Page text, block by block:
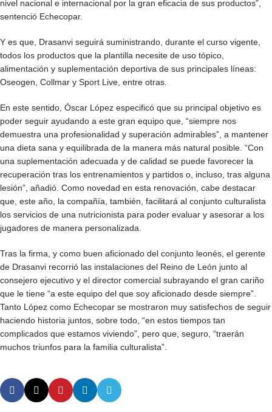
nivel nacional e internacional por la gran eficacia de sus productos”,
sentenció Echecopar.
Y es que, Drasanvi seguirá suministrando, durante el curso vigente,
todos los productos que la plantilla necesite de uso tópico,
alimentación y suplementación deportiva de sus principales líneas:
Oseogen, Collmar y Sport Live, entre otras.
En este sentido, Óscar López especificó que su principal objetivo es
poder seguir ayudando a este gran equipo que, “siempre nos
demuestra una profesionalidad y superación admirables”, a mantener
una dieta sana y equilibrada de la manera más natural posible. “Con
una suplementación adecuada y de calidad se puede favorecer la
recuperación tras los entrenamientos y partidos o, incluso, tras alguna
lesión”, añadió. Como novedad en esta renovación, cabe destacar
que, este año, la compañía, también, facilitará al conjunto culturalista
los servicios de una nutricionista para poder evaluar y asesorar a los
jugadores de manera personalizada.
Tras la firma, y como buen aficionado del conjunto leonés, el gerente
de Drasanvi recorrió las instalaciones del Reino de León junto al
consejero ejecutivo y el director comercial subrayando el gran cariño
que le tiene “a este equipo del que soy aficionado desde siempre”.
Tanto López como Echecopar se mostraron muy satisfechos de seguir
haciendo historia juntos, sobre todo, “en estos tiempos tan
complicados que estamos viviendo”, pero que, seguro, “traerán
muchos triunfos para la familia culturalista”.